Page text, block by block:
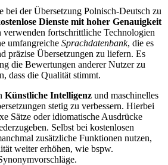
bei der Übersetzung Polnisch-Deutsch zu
Dienste mit hoher Genauigkeit
verwenden fortschrittliche Technologien
umfangreiche Sprachdatenbank, die es
präzise Übersetzungen zu liefern. Es
die Bewertungen anderer Nutzer zu
dass die Qualität stimmt.
Künstliche Intelligenz und maschinelles
stetig zu verbessern. Hierbei
Sätze oder idiomatische Ausdrücke
Selbst bei kostenlosen
zusätzliche Funktionen nutzen,
weiter erhöhen, wie bspw.